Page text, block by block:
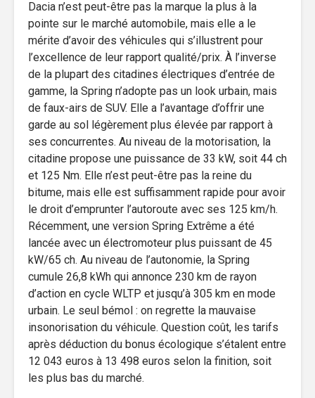
Dacia n’est peut-être pas la marque la plus à la
pointe sur le marché automobile, mais elle a le
mérite d’avoir des véhicules qui s’illustrent pour
l’excellence de leur rapport qualité/prix. À l’inverse
de la plupart des citadines électriques d’entrée de
gamme, la Spring n’adopte pas un look urbain, mais
de faux-airs de SUV. Elle a l’avantage d’offrir une
garde au sol légèrement plus élevée par rapport à
ses concurrentes. Au niveau de la motorisation, la
citadine propose une puissance de 33 kW, soit 44 ch
et 125 Nm. Elle n’est peut-être pas la reine du
bitume, mais elle est suffisamment rapide pour avoir
le droit d’emprunter l’autoroute avec ses 125 km/h.
Récemment, une version Spring Extrême a été
lancée avec un électromoteur plus puissant de 45
kW/65 ch. Au niveau de l’autonomie, la Spring
cumule 26,8 kWh qui annonce 230 km de rayon
d’action en cycle WLTP et jusqu’à 305 km en mode
urbain. Le seul bémol : on regrette la mauvaise
insonorisation du véhicule. Question coût, les tarifs
après déduction du bonus écologique s’étalent entre
12 043 euros à 13 498 euros selon la finition, soit
les plus bas du marché.